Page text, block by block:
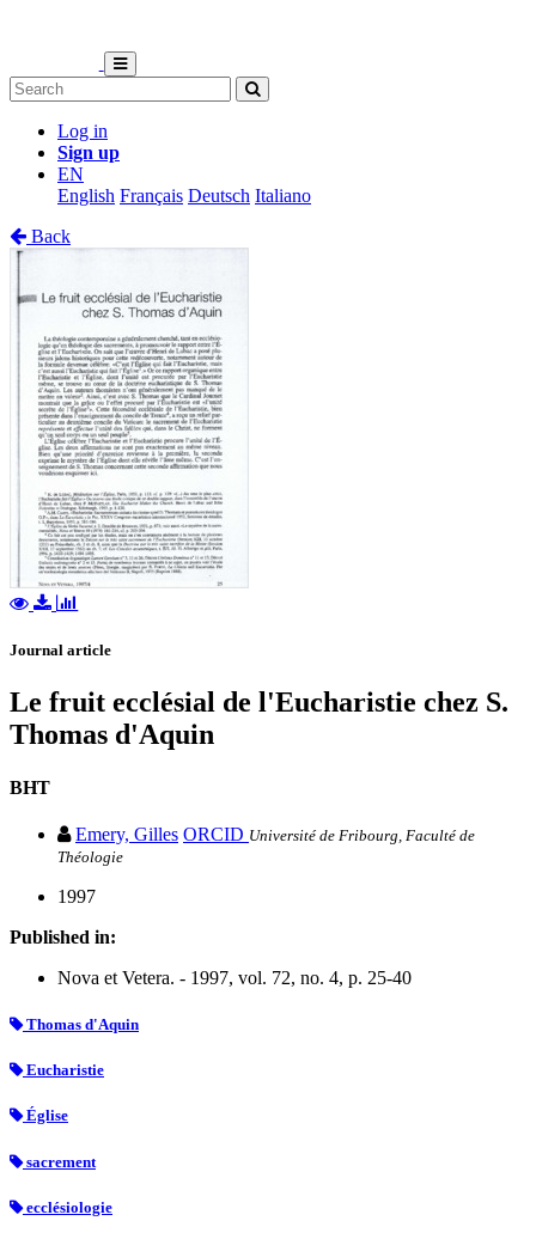
Log in
Sign up
EN
English Français Deutsch Italiano
Back
Journal article
Le fruit ecclésial de l'Eucharistie chez S.
Thomas d'Aquin
BHT
Emery, Gilles ORCID Université de Fribourg, Faculté de
Théologie
1997
Published in:
Nova et Vetera. - 1997, vol. 72, no. 4, p. 25-40
Thomas d'Aquin
Eucharistie
Église
sacrement
ecclésiologie